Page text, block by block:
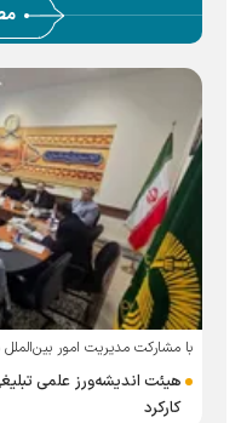
با مشارکت مدیریت امور
هیئت اندیشه‌ورز علمی
کارکرد